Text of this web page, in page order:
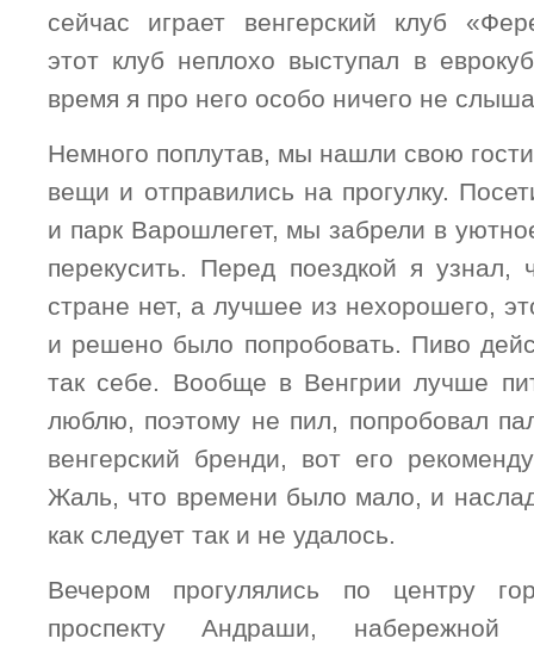
сейчас играет венгерский клуб
этот клуб неплохо выступал в
время я про него особо ничего не
Немного поплутав, мы нашли свою
вещи и отправились на прогулку.
и парк Варошлегет, мы забрели в
перекусить. Перед поездкой я узнал,
стране нет, а лучшее из нехорошего,
и решено было попробовать. Пиво
так себе. Вообще в Венгрии лучше
люблю, поэтому не пил, попробовал
венгерский бренди, вот его
Жаль, что времени было мало, и
как следует так и не удалось.
Вечером прогулялись по центру
проспекту Андраши,